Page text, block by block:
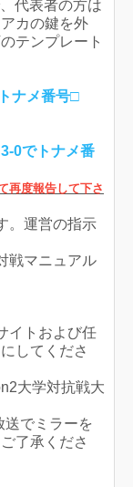
代表者の方は
カの鍵を外
テンプレート
ナメ番号□
0でトナメ番
再度報告して下さ
。運営の指示
戦マニュアル
イトおよび任
してくださ
大学対抗戦大
でミラーを
了承くださ